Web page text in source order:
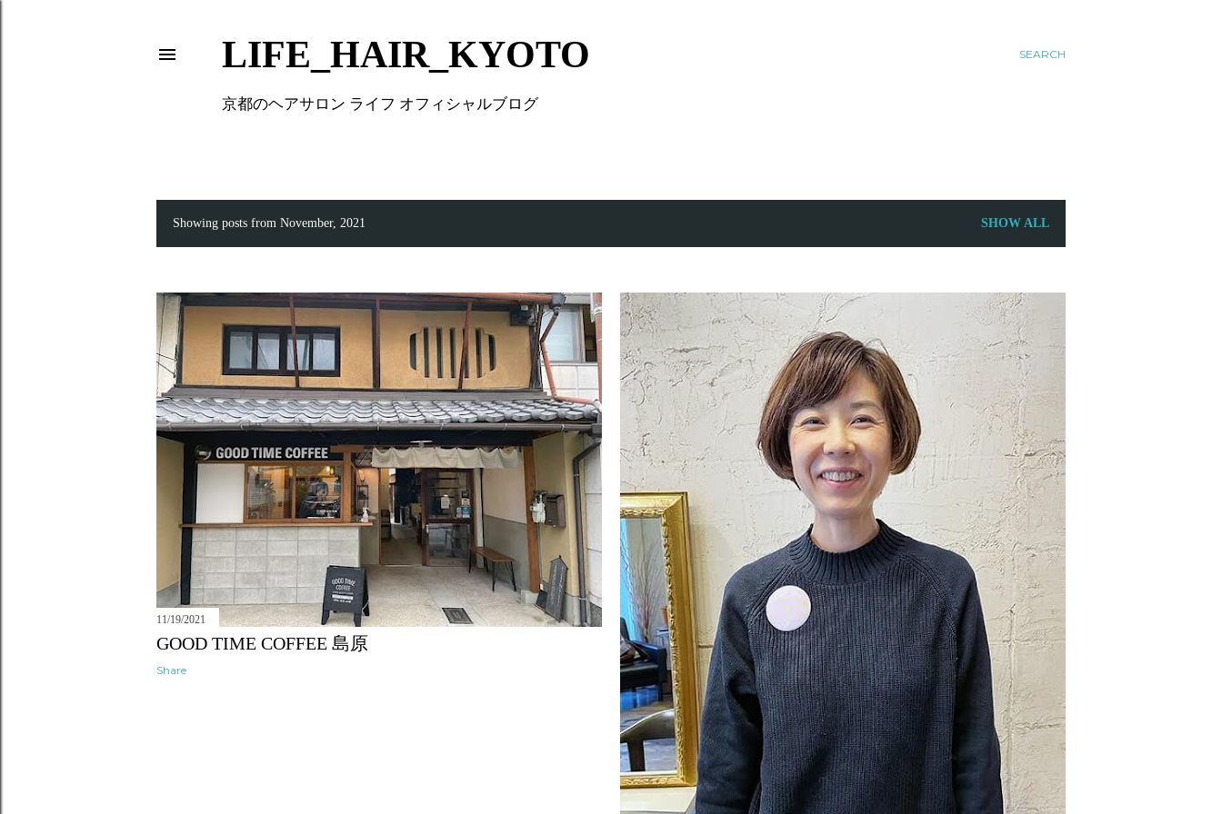
SEARCH
LIFE_HAIR_KYOTO
京都のヘアサロン ライフ オフィシャルブログ
s
t
s
Showing posts from November, 2021 SHOW ALL
11/19/2021
GOOD TIME COFFEE 島原
Share